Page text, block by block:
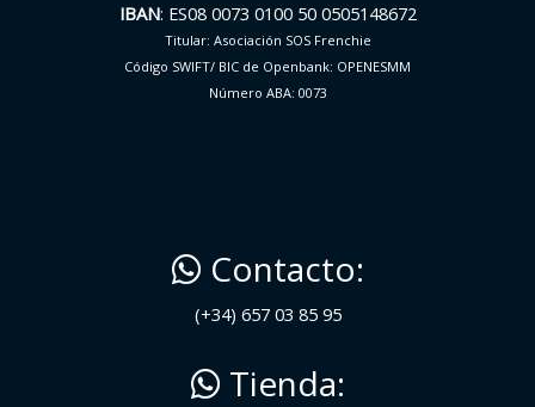
IBAN: ES08 0073 0100 50 0505148672
Titular: Asociación SOS Frenchie
Código SWIFT/ BIC de Openbank: OPENESMM
Número ABA: 0073
Contacto:
(+34) 657 03 85 95
Tienda: